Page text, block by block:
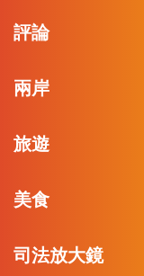
評論
兩岸
旅遊
美食
司法放大鏡